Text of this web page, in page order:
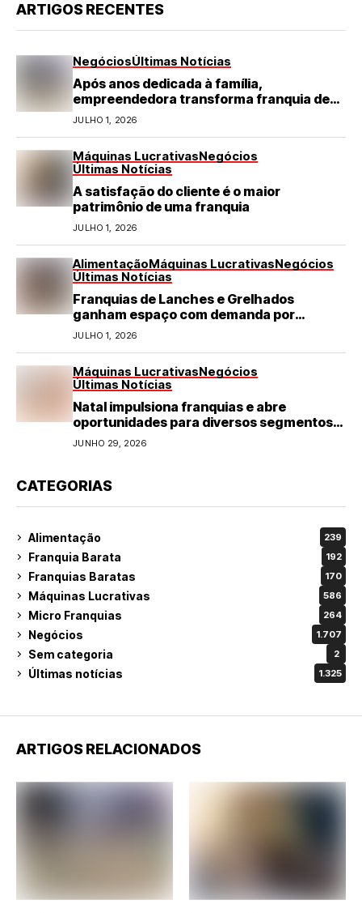
ARTIGOS RECENTES
NegóciosÚltimas Notícias
Após anos dedicada à família,
empreendedora transforma franquia de
turismo em negócio de destaque no RN
JULHO 1, 2026
Máquinas LucrativasNegócios
Últimas Notícias
A satisfação do cliente é o maior
patrimônio de uma franquia
JULHO 1, 2026
AlimentaçãoMáquinas LucrativasNegócios
Últimas Notícias
Franquias de Lanches e Grelhados
ganham espaço com demanda por
refeições rápidas e de qualidade
JULHO 1, 2026
Máquinas LucrativasNegócios
Últimas Notícias
Natal impulsiona franquias e abre
oportunidades para diversos segmentos
do varejo
JUNHO 29, 2026
CATEGORIAS
Alimentação 239
Franquia Barata 192
Franquias Baratas 170
Máquinas Lucrativas 586
Micro Franquias 264
Negócios 1.707
Sem categoria 2
Últimas notícias 1.325
ARTIGOS RELACIONADOS